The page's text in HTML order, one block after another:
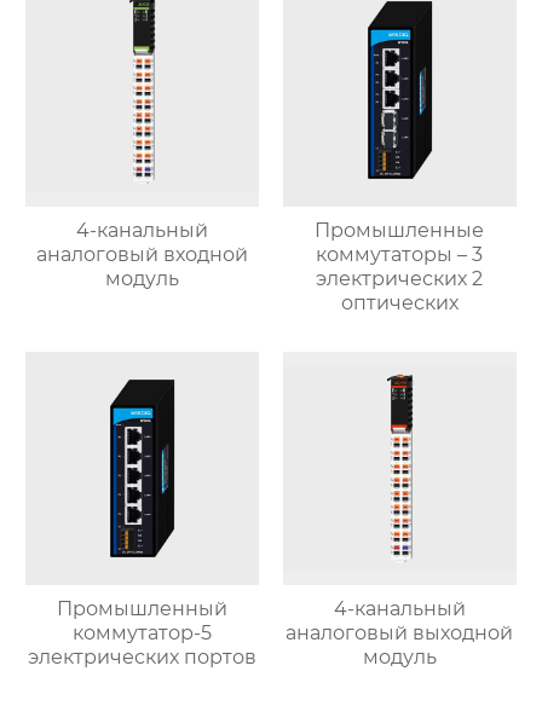
4-канальный
аналоговый входной
модуль
Промышленные
коммутаторы – 3
электрических 2
оптических
Промышленный
коммутатор-5
электрических портов
4-канальный
аналоговый выходной
модуль